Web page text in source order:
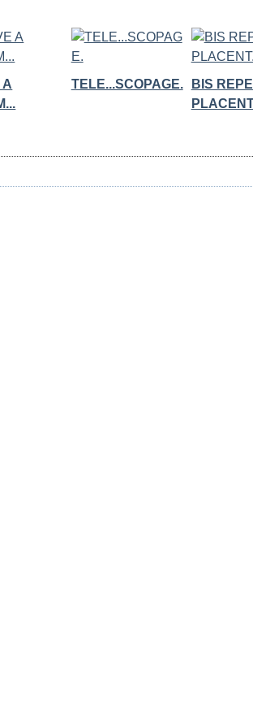
A
TELE...SCOPAGE.
BIS